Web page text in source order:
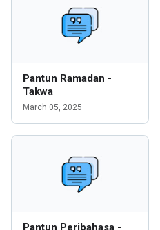
Pantun Ramadan -
Takwa
March 05, 2025
Pantun Peribahasa -